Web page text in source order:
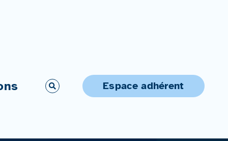
Espace adhérent